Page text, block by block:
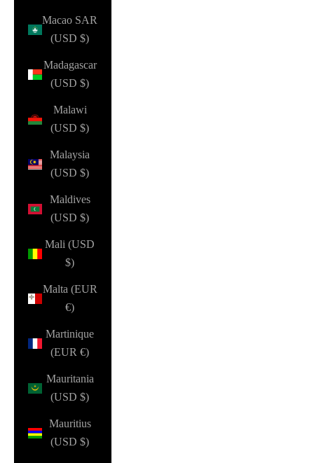
Macao SAR
(USD $)
Madagascar
(USD $)
Malawi
(USD $)
Malaysia
(USD $)
Maldives
(USD $)
Mali (USD
$)
Malta (EUR
€)
Martinique
(EUR €)
Mauritania
(USD $)
Mauritius
(USD $)